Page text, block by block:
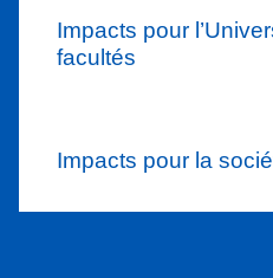
Sur les cinq
Impacts pour
facultés
Impacts pour la